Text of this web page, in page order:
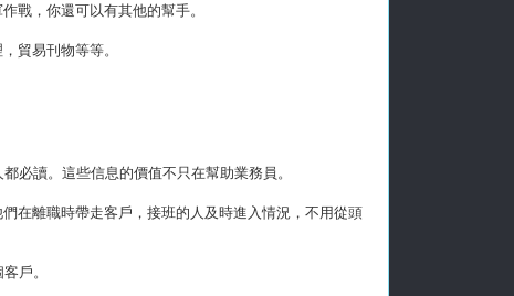
戰，你還可以有其他的幫手。
貿易刊物等等。
必讀。這些信息的價值不只在幫助業務員。
在離職時帶走客戶，接班的人及時進入情況，不用從頭
戶。